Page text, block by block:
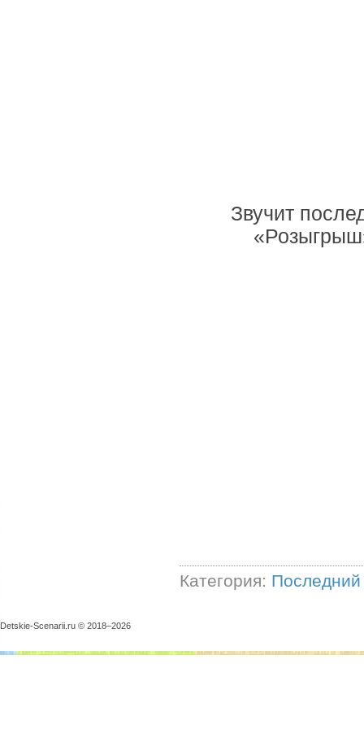
Звучит
Категория: Последний
Detskie-Scenarii.ru © 2018–2026